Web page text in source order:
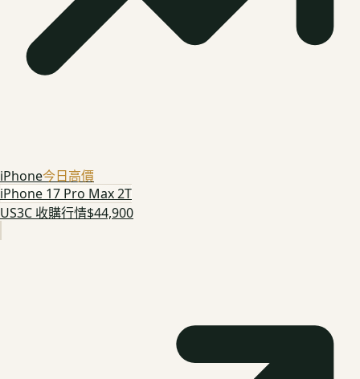
iPhone今日高價
iPhone 17 Pro Max 2T
US3C 收購行情$44,900